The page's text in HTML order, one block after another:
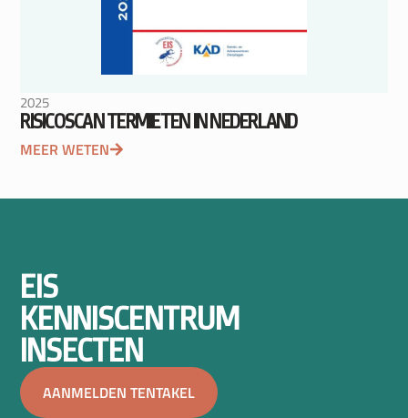
2025
RISICOSCAN TERMIETEN IN NEDERLAND
MEER WETEN
EIS
KENNISCENTRUM
INSECTEN
AANMELDEN TENTAKEL